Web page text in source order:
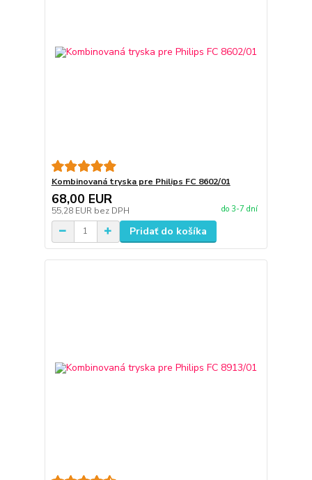
Kombinovaná tryska pre Philips FC 8602/01
68,00 EUR
55,28 EUR bez DPH do 3-7 dní
Pridať do košíka